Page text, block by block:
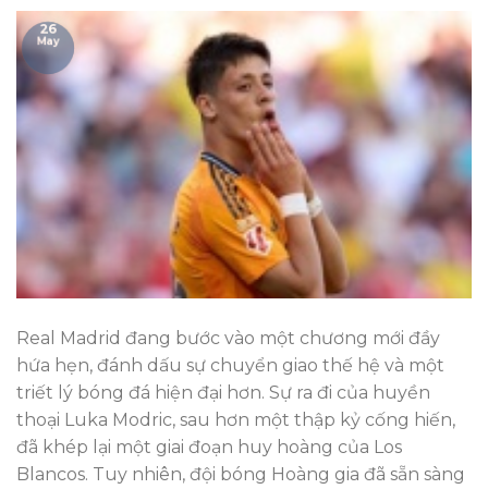
26
May
Real Madrid đang bước vào một chương mới đầy
hứa hẹn, đánh dấu sự chuyển giao thế hệ và một
triết lý bóng đá hiện đại hơn. Sự ra đi của huyền
thoại Luka Modric, sau hơn một thập kỷ cống hiến,
đã khép lại một giai đoạn huy hoàng của Los
Blancos. Tuy nhiên, đội bóng Hoàng gia đã sẵn sàng